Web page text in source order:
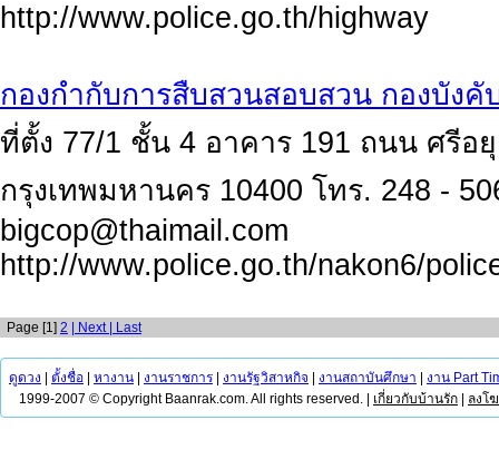
http://www.police.go.th/highway
กองกำกับการสืบสวนสอบสวน กองบังคั
ที่ตั้ง 77/1 ชั้น 4 อาคาร 191 ถนน ศรีอ
กรุงเทพมหานคร 10400 โทร. 248 -
bigcop@thaimail.com
http://www.police.go.th/nakon6/
Page [1] 2 | Next | Last
ดูดวง ตั้งชื่อ หางาน งานราชการ งานรัฐวิสาหกิจ งานสถาบันศึกษา
งาน Part
1999-2007 © Copyright Baanrak.com. All rights reserved. | เกี่ยวกับบ้านรัก ลงโ